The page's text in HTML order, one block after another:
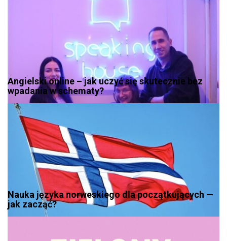
Angielski online – jak uczyć się skutecznie bez
wpadania w schematy?
Nauka języka norweskiego dla początkujących —
jak zacząć?